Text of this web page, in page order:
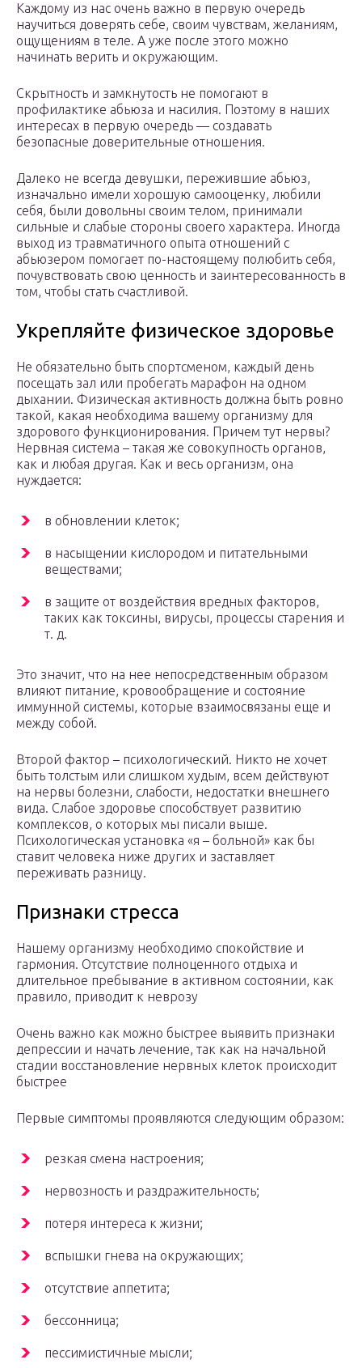
Каждому из нас очень важно в первую очередь
научиться доверять себе, своим чувствам, желаниям,
ощущениям в теле. А уже после этого можно
начинать верить и окружающим.
Скрытность и замкнутость не помогают в
профилактике абьюза и насилия. Поэтому в наших
интересах в первую очередь — создавать
безопасные доверительные отношения.
Далеко не всегда девушки, пережившие абьюз,
изначально имели хорошую самооценку, любили
себя, были довольны своим телом, принимали
сильные и слабые стороны своего характера. Иногда
выход из травматичного опыта отношений с
абьюзером помогает по-настоящему полюбить себя,
почувствовать свою ценность и заинтересованность в
том, чтобы стать счастливой.
Укрепляйте физическое здоровье
Не обязательно быть спортсменом, каждый день
посещать зал или пробегать марафон на одном
дыхании. Физическая активность должна быть ровно
такой, какая необходима вашему организму для
здорового функционирования. Причем тут нервы?
Нервная система – такая же совокупность органов,
как и любая другая. Как и весь организм, она
нуждается:
в обновлении клеток;
в насыщении кислородом и питательными
веществами;
в защите от воздействия вредных факторов,
таких как токсины, вирусы, процессы старения и
т. д.
Это значит, что на нее непосредственным образом
влияют питание, кровообращение и состояние
иммунной системы, которые взаимосвязаны еще и
между собой.
Второй фактор – психологический. Никто не хочет
быть толстым или слишком худым, всем действуют
на нервы болезни, слабости, недостатки внешнего
вида. Слабое здоровье способствует развитию
комплексов, о которых мы писали выше.
Психологическая установка «я – больной» как бы
ставит человека ниже других и заставляет
переживать разницу.
Признаки стресса
Нашему организму необходимо спокойствие и
гармония. Отсутствие полноценного отдыха и
длительное пребывание в активном состоянии, как
правило, приводит к неврозу
Очень важно как можно быстрее выявить признаки
депрессии и начать лечение, так как на начальной
стадии восстановление нервных клеток происходит
быстрее
Первые симптомы проявляются следующим образом:
резкая смена настроения;
нервозность и раздражительность;
потеря интереса к жизни;
вспышки гнева на окружающих;
отсутствие аппетита;
бессонница;
пессимистичные мысли;